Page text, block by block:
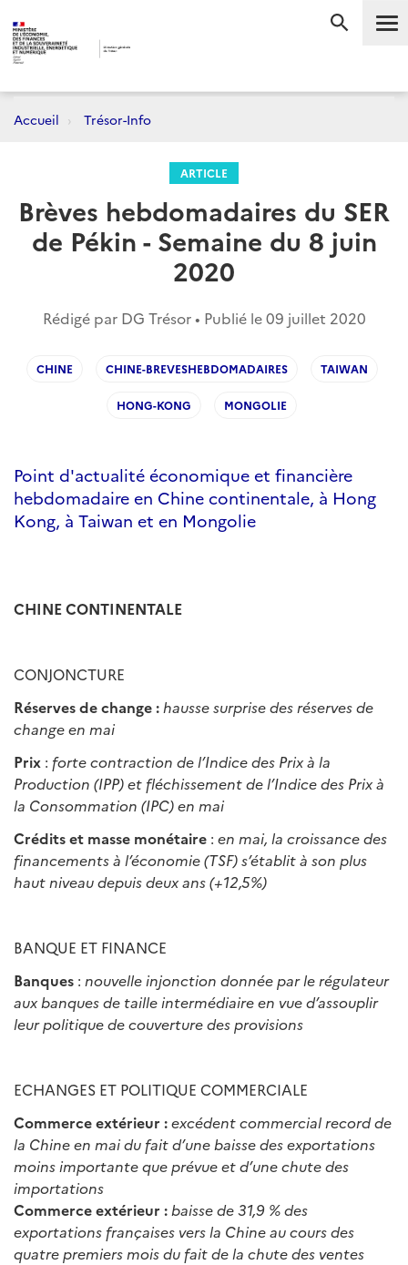
Accueil Trésor-Info
ARTICLE
Brèves hebdomadaires du SER
de Pékin - Semaine du 8 juin
2020
Rédigé par DG Trésor • Publié le09 juillet 2020
CHINE CHINE-BREVESHEBDOMADAIRES TAIWAN
HONG-KONG MONGOLIE
Point d'actualité économique et financière
hebdomadaire en Chine continentale, à Hong
Kong, à Taiwan et en Mongolie
CHINE CONTINENTALE
CONJONCTURE
Réserves de change : hausse surprise des réserves de
change en mai
Prix : forte contraction de l’Indice des Prixà la
Production (IPP) et fléchissement de l’Indice des Prixà
la Consommation (IPC) en mai
Crédits et masse monétaire : en mai, la croissance des
financementsà l’économie (TSF)s’établità son plus
haut niveau depuis deux ans (+12,5%)
BANQUE ET FINANCE
Banques : nouvelle injonction donnée par le régulateur
aux banques de taille intermédiaire en vue d’assouplir
leur politique de couverture des provisions
ECHANGES ET POLITIQUE COMMERCIALE
Commerce extérieur :excédent commercial record de
la Chine en mai du fait d’une baisse des exportations
moins importante que prévue et d’une chute des
importations
Commerce extérieur : baisse de 31,9 % des
exportations françaises vers la Chine au cours des
quatre premiers mois du fait de la chute des ventes